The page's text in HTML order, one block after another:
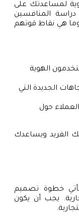
لمساعدتك على
المنافسين
هي نقاط قوتهم
الهوية
الجديدة التي
حول
الفريد ويساعدك
تأتي خطوة تصميم
يجب أن يكون